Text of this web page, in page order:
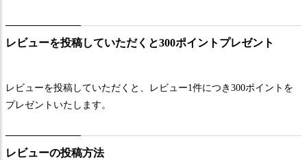
レビューを投稿していただくと300ポイントプレゼント
レビューを投稿していただくと、レビュー1件につき300ポイントを
プレゼントいたします。
レビューの投稿方法